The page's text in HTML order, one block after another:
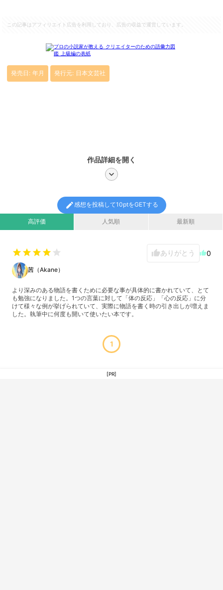
この記事はアフィリエイト広告を利用しており、広告の収益で運営しています。
作品詳細を開く
chevron_right
発売日: 年月 発行元: 日本文芸社
高評価 人気順 最新順
edit感想を投稿して10ptをGETする
star star star star star thumb_upありがとう thumb_up0
茜（Akane）
より深みのある物語を書くために必要な事が具体的に書かれていて、とて
も勉強になりました。1つの言葉に対して「体の反応」「心の反応」に分
けて様々な例が挙げられていて、実際に物語を書く時の引き出しが増えま
した。執筆中に何度も開いて使いたい本です。
1
[PR]